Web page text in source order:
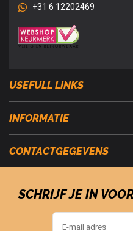
+31 6 12202469
USEFULL LINKS
INFORMATIE
CONTACTGEGEVENS
SCHRIJF JE IN